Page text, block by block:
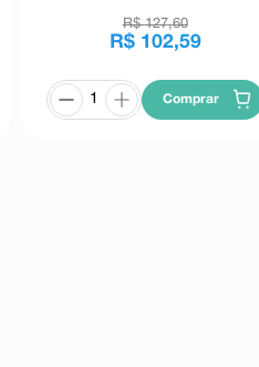
R$ 127,60
R$ 102,59
Comprar